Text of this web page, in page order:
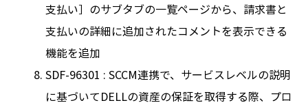
支払い］のサブタブの一覧ページから、請求書と
支払いの詳細に追加されたコメントを表示できる
機能を追加
SDF-96301 : SCCM連携で、サービスレベルの説明
に基づいてDELLの資産の保証を取得する際、プロ